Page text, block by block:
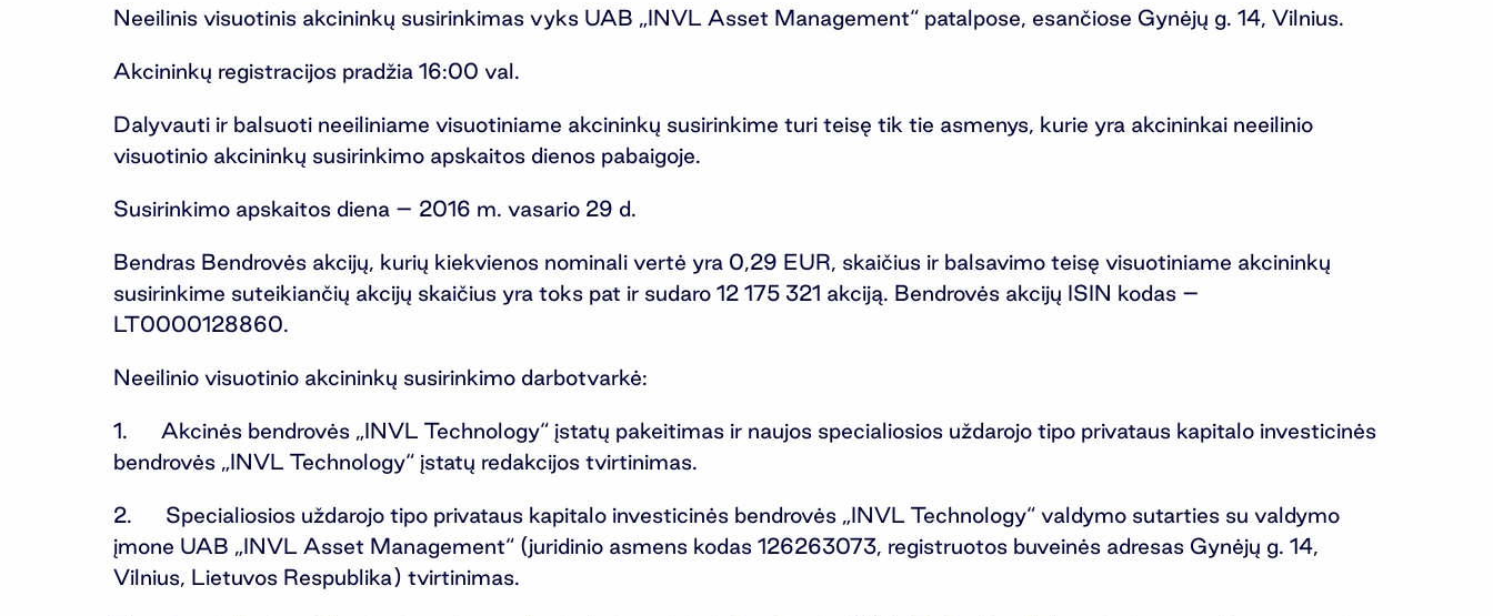
Neeilinis visuotinis akcininkų susirinkimas vyks UAB „INVL Asset Management“ patalpose, esančiose Gynėjų g. 14, Vilnius.
Akcininkų registracijos pradžia 16:00 val.
Dalyvauti ir balsuoti neeiliniame visuotiniame akcininkų susirinkime turi teisę tik tie asmenys, kurie yra akcininkai neeilinio
visuotinio akcininkų susirinkimo apskaitos dienos pabaigoje.
Susirinkimo apskaitos diena – 2016 m. vasario 29 d.
Bendras Bendrovės akcijų, kurių kiekvienos nominali vertė yra 0,29 EUR, skaičius ir balsavimo teisę visuotiniame akcininkų
susirinkime suteikiančių akcijų skaičius yra toks pat ir sudaro 12 175 321 akciją. Bendrovės akcijų ISIN kodas –
LT0000128860.
Neeilinio visuotinio akcininkų susirinkimo darbotvarkė:
1. Akcinės bendrovės „INVL Technology“ įstatų pakeitimas ir naujos specialiosios uždarojo tipo privataus kapitalo investicinės
bendrovės „INVL Technology“ įstatų redakcijos tvirtinimas.
2. Specialiosios uždarojo tipo privataus kapitalo investicinės bendrovės „INVL Technology“ valdymo sutarties su valdymo
įmone UAB „INVL Asset Management“ (juridinio asmens kodas 126263073, registruotos buveinės adresas Gynėjų g. 14,
Vilnius, Lietuvos Respublika) tvirtinimas.